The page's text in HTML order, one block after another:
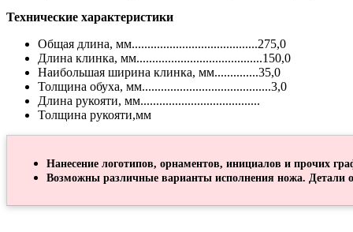
Технические характеристики
Общая длина, мм........................................275,0
Длина клинка, мм........................................150,0
Наибольшая ширина клинка, мм..............35,0
Толщина обуха, мм.........................................3,0
Длина рукояти, мм......................................
Толщина рукояти,мм
Нанесение логотипов, орнаментов, инициалов и прочих
Возможны различные варианты исполнения ножа. Детали